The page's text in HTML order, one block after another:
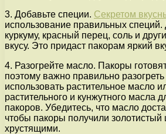
3. Добавьте специи. Секретом
использование правильных специй.
куркуму, красный перец, соль и
вкусу. Это придаст пакорам яркий
4. Разогрейте масло. Пакоры
поэтому важно правильно
использовать растительное масло
растительного и кунжутного масла
пакоров. Убедитесь, что масло
чтобы пакоры получили золотистый
хрустящими.